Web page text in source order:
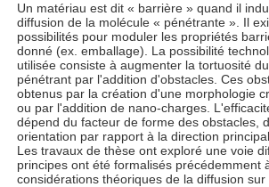
Un matériau est dit « barrière » quand il
diffusion de la molécule « pénétrante ». Il
possibilités pour moduler les propriétés
donné (ex. emballage). La possibilité
utilisée consiste à augmenter la tortuosité
pénétrant par l'addition d'obstacles. Ces
obtenus par la création d'une morphologie
ou par l'addition de nano-charges.
dépend du facteur de forme des obstacles,
orientation par rapport à la direction
Les travaux de thèse ont exploré une voie
principes ont été formalisés précédemment
considérations théoriques de la diffusion sur